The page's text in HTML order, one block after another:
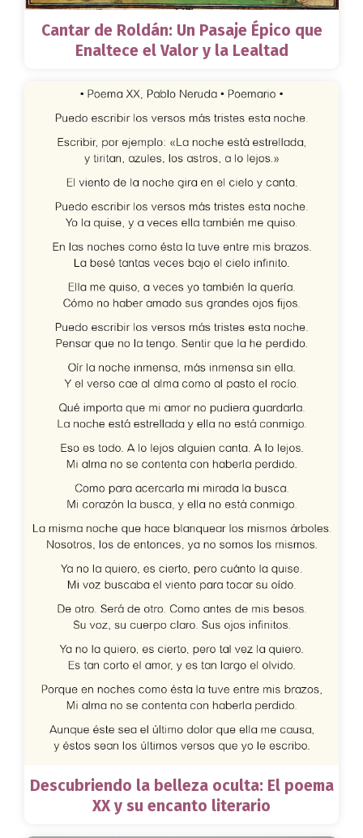
Cantar de Roldán: Un Pasaje Épico que
Enaltece el Valor y la Lealtad
Descubriendo la belleza oculta: El poema
XX y su encanto literario